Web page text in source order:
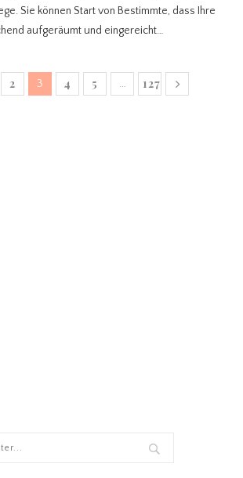
Sie können Start von Bestimmte, dass Ihre
aufgeräumt und eingereicht…
2 3 4 5 … 127